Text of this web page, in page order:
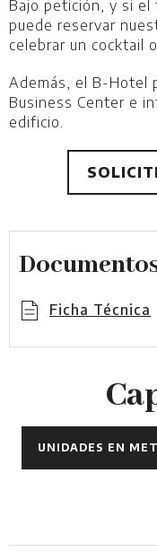
Bajo petición, y si el
puede reservar
celebrar un cocktail
Además, el B-Hotel
Business Center e
edificio.
Ficha Técnica
UNIDADES EN